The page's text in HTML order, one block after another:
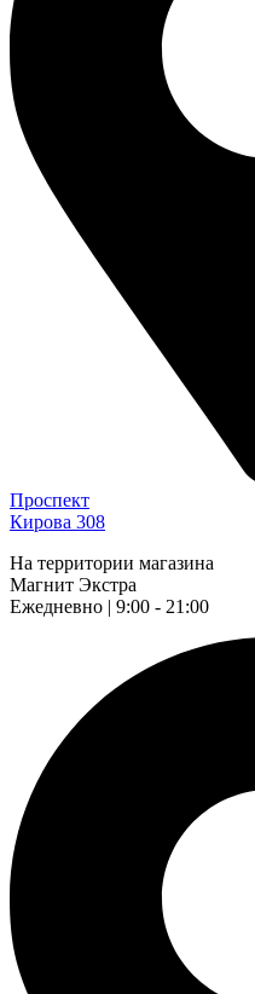
Проспект
Кирова 308
На территории магазина
Магнит Экстра
Ежедневно | 9:00 - 21:00